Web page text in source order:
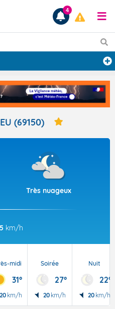
4
(69150)
Très nuageux
5 km/h
midi
31°
20 km/h
Soirée
27°
20 km/h
Nuit
22°
20 km/h